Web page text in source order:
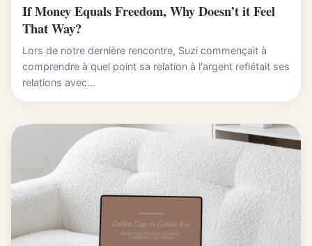
If Money Equals Freedom, Why Doesn’t it Feel
That Way?
Lors de notre dernière rencontre, Suzi commençait à
comprendre à quel point sa relation à l'argent reflétait ses
relations avec...